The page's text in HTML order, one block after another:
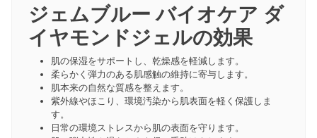
ジェムブルー バイオケア ダ
イヤモンドジェルの効果
肌の保湿をサポートし、乾燥感を軽減します。
柔らかく弾力のある肌感触の維持に寄与します。
肌本来の自然な質感を整えます。
紫外線やほこり、環境汚染から肌表面を軽く保護しま
す。
日常の環境ストレスから肌の表面を守ります。